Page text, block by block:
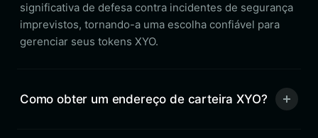
significativa de defesa contra incidentes de segurança
imprevistos, tornando-a uma escolha confiável para
gerenciar seus tokens XYO.
Como obter um endereço de carteira XYO?